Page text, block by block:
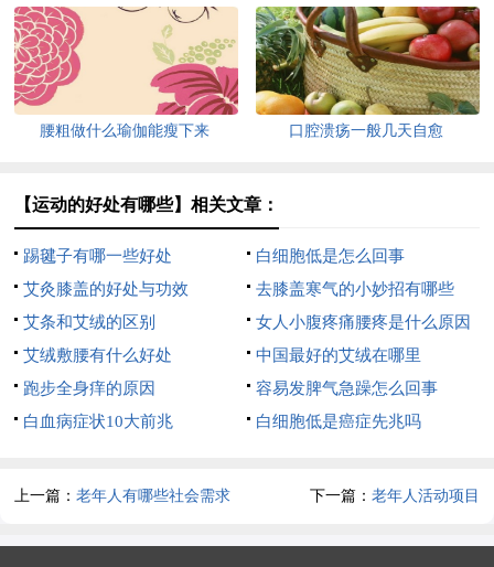
腰粗做什么瑜伽能瘦下来 口腔溃疡一般几天自愈
【运动的好处有哪些】相关文章：
踢毽子有哪一些好处
白细胞低是怎么回事
艾灸膝盖的好处与功效
去膝盖寒气的小妙招有哪些
艾条和艾绒的区别
女人小腹疼痛腰疼是什么原因
艾绒敷腰有什么好处
中国最好的艾绒在哪里
跑步全身痒的原因
容易发脾气急躁怎么回事
白血病症状10大前兆
白细胞低是癌症先兆吗
上一篇：老年人有哪些社会需求 下一篇： 老年人活动项目